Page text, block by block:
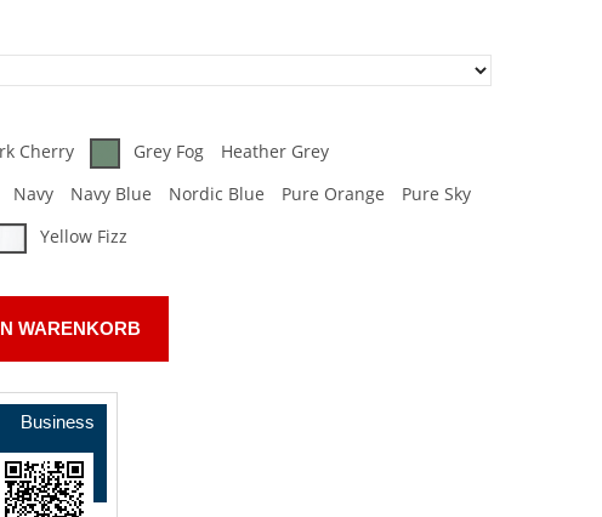
Cherry Grey Fog
Heather Grey
Navy Navy Blue Nordic Blue Pure Orange
Pure Sky
Yellow Fizz
WARENKORB